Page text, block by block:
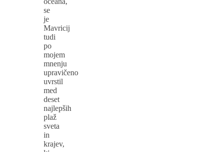
se
je
Mavricij
tudi
po
mojem
mnenju
upravičeno
uvrstil
med
deset
najlepših
plaž
sveta
in
krajev,